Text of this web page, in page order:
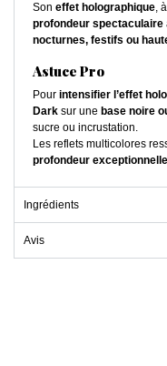
Son effet holographique,
profondeur spectaculaire
nocturnes, festifs ou
Astuce Pro
Pour intensifier l’effet
Dark sur une base noire
sucre ou incrustation.
Les reflets multicolores
profondeur exceptionnelle
Ingrédients
Avis